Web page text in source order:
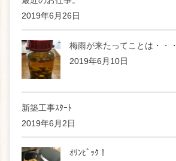
2019年6月26日
梅雨が来たってことは・・・
2019年6月10日
新築工事ｽﾀｰﾄ
2019年6月2日
ｵﾘﾝﾋﾟｯｸ！